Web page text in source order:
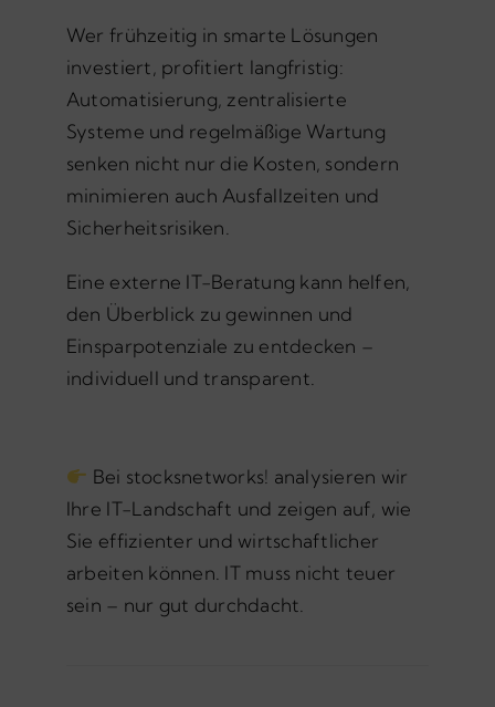
Wer frühzeitig in smarte Lösungen
investiert, profitiert langfristig:
Automatisierung, zentralisierte
Systeme und regelmäßige Wartung
senken nicht nur die Kosten, sondern
minimieren auch Ausfallzeiten und
Sicherheitsrisiken.
Eine externe IT-Beratung kann helfen,
den Überblick zu gewinnen und
Einsparpotenziale zu entdecken –
individuell und transparent.
Bei stocksnetworks! analysieren wir
Ihre IT-Landschaft und zeigen auf, wie
Sie effizienter und wirtschaftlicher
arbeiten können. IT muss nicht teuer
sein – nur gut durchdacht.